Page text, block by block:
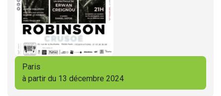
Paris
à partir du 13 décembre 2024